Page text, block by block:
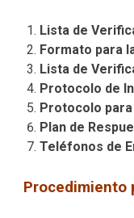
Lista de
Formato para
Lista de
Protocolo de
Protocolo para
Plan de
Teléfonos de
Procedimiento